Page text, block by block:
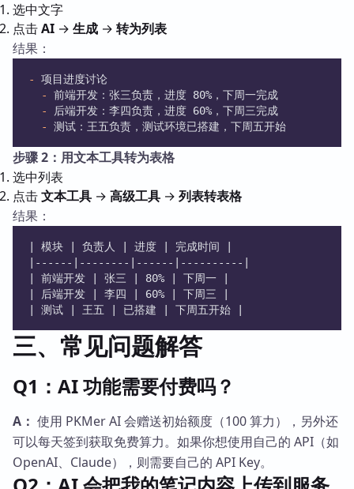
选中文字
点击AI → 生成 → 转为列表
结果：
-
项目进度讨论
-
前端开发：张三负责，进度 80%，下周一完成
-
后端开发：李四负责，进度 60%，下周三完成
-
测试：王五负责，测试环境已搭建，下周五开始
步骤 2：用文本工具转为表格
选中列表
点击文本工具 → 高级工具 → 列表转表格
结果：
| 模块 | 负责人 | 进度 | 完成时间 |
|------|--------|------|----------|
| 前端开发 | 张三 | 80% | 下周一 |
| 后端开发 | 李四 | 60% | 下周三 |
| 测试 | 王五 | 已搭建 | 下周五开始 |
三、常见问题解答
Q1：AI 功能需要付费吗？
A： 使用 PKMer AI 会赠送初始额度（100 算力），另外还
可以每天签到获取免费算力。如果你想使用自己的 API（如
OpenAI、Claude），则需要自己的 API Key。